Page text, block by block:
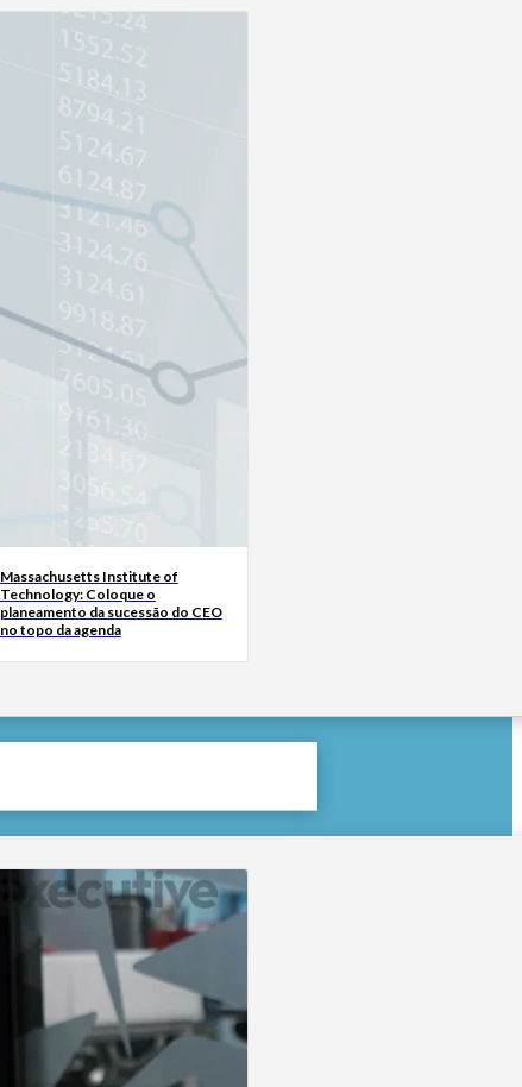
Massachusetts Institute of
Technology: Coloque o
planeamento da sucessão do CEO
no topo da agenda